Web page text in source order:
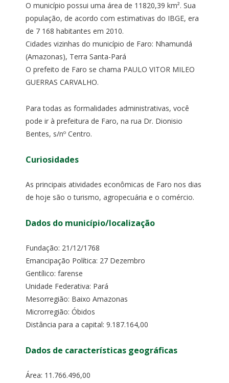
O município possui uma área de 11820,39 km². Sua
população, de acordo com estimativas do IBGE, era
de 7 168 habitantes em 2010.
Cidades vizinhas do município de Faro: Nhamundá
(Amazonas), Terra Santa-Pará
O prefeito de Faro se chama PAULO VITOR MILEO
GUERRAS CARVALHO.
Para todas as formalidades administrativas, você
pode ir à prefeitura de Faro, na rua Dr. Dionisio
Bentes, s/nº Centro.
Curiosidades
As principais atividades econômicas de Faro nos dias
de hoje são o turismo, agropecuária e o comércio.
Dados do município/localização
Fundação: 21/12/1768
Emancipação Política: 27 Dezembro
Gentílico: farense
Unidade Federativa: Pará
Mesorregião: Baixo Amazonas
Microrregião: Óbidos
Distância para a capital: 9.187.164,00
Dados de características geográficas
Área: 11.766.496,00